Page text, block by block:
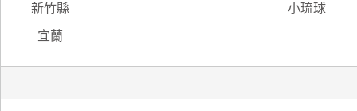
新竹縣 小琉球
宜蘭